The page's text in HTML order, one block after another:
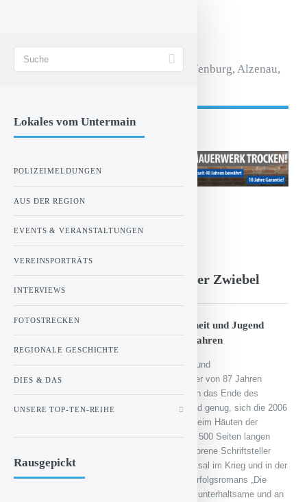
STADT AKTIVMagazin für Aschaffenburg, Alzenau,
- Anzeige -
ZUR STARTSEITE
Sonntag, 20.09.2015 00:00 Uhr
Günter Grass: Beim Häuten der Zwiebel
Eine fesselnde Autobiografie über Kindheit und Jugend
des Dichters in Kriegs- und Nachkriegsjahren
Im April 2015 ist der große deutsche Dichter und
Literaturnobelpreisträger Günter Grass im Alter von 87 Jahren
gestorben. Und im Mai dieses Jahres hat sich das Ende des
Zweiten Weltkriegs zum 70-mal gejährt. Grund genug, sich die 2006
erschienene Autobiographie Günter Grass‘ „Beim Häuten der
Zwiebel“ näher anzuschauen. In diesem rund 500 Seiten langen
Bestseller beschreibt der 1927 in Danzig geborene Schriftsteller
seine Kindheit und Jugend sowie sein Schicksal im Krieg und in der
Nachkriegszeit bis zum Erscheinen seines Erfolgsromans „Die
Blechtrommel“ im Jahr 1959. Das fesselnde, unterhaltsame und an
Lokales vom Untermain
POLIZEIMELDUNGEN
AUS DER REGION
EVENTS & VERANSTALTUNGEN
VEREINSPORTRÄTS
INTERVIEWS
FOTOSTRECKEN
REGIONALE GESCHICHTE
DIES & DAS
UNSERE TOP-TEN-REIHE
Rausgepickt